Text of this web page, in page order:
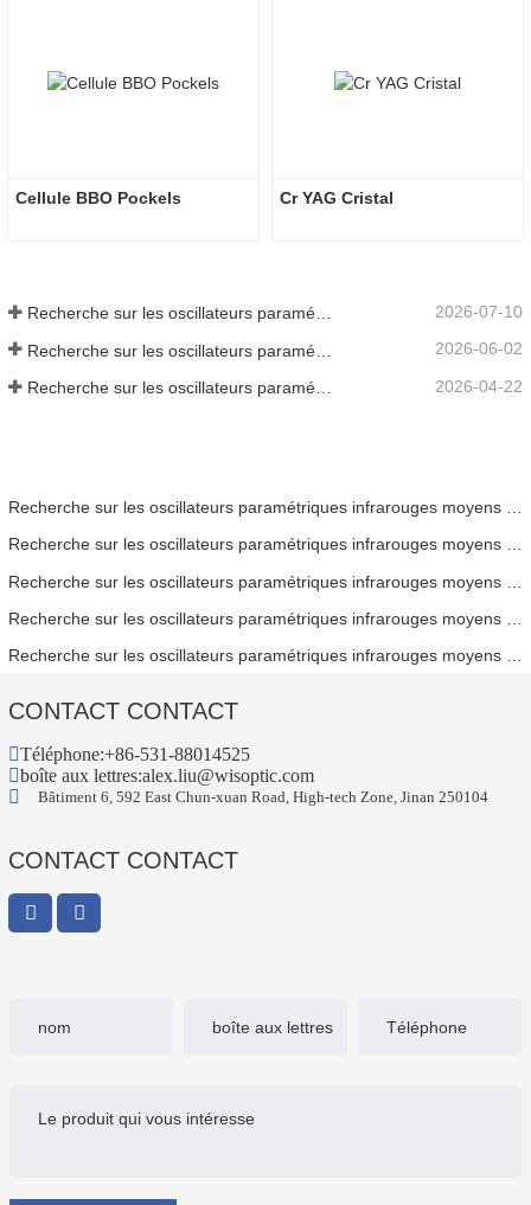
Cellule BBO Pockels Cr YAG Cristal
Recherche sur les oscillateurs paramétriques infrarouges moyens - Partie 06 2026-07-10
2026-06-02
2026-04-22
Recherche sur les oscillateurs paramétriques infrarouges moyens - Partie 05
Recherche sur les oscillateurs paramétriques infrarouges moyens - Partie 02
CONTACT CONTACT
Téléphone:+86-531-88014525
boîte aux lettres:alex.liu@wisoptic.com
Bâtiment 6, 592 East Chun-xuan Road, High-tech Zone, Jinan 250104
CONTACT CONTACT